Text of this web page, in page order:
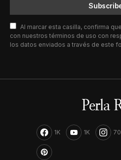
Al marcar esta casilla, confirma
con nuestros términos de uso con
los datos enviados a través de este
1K 1K